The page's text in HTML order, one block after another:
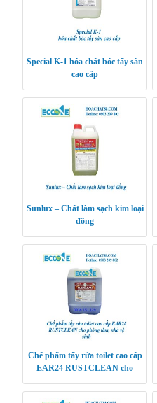
Special K-1 hóa chất bóc tẩy sàn
cao cấp
Sunlux – Chất làm sạch kim loại
đồng
Chế phẩm tẩy rửa toilet cao cấp
EAR24 RUSTCLEAN cho